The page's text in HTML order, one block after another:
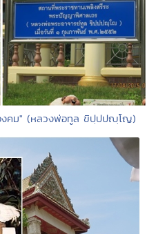
งคม" (หลวงพ่อทูล ขิปฺปปญฺโญ)